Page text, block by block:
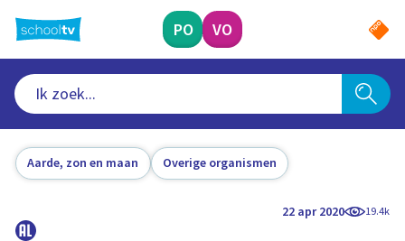
naar
hoofdinhoud
PO VO
Aarde, zon en maan Overige organismen
22 apr 2020 19.4k